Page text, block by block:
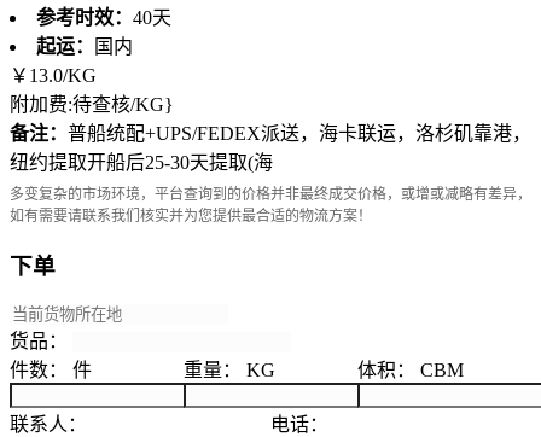
参考时效： 40天
起运：
国内
￥ 13.0/KG
附加费:待查核/KG}
备注： 普船统配+UPS/FEDEX派送，海卡联运，洛杉矶靠港，
纽约提取开船后25-30天提取(海
多变复杂的市场环境，平台查询到的价格并非最终成交价格，或增或减略有差异，
如有需要请联系我们核实并为您提供最合适的物流方案！
下单
货品：
件数：
件 重量： KG 体积： CBM
联系人： 电话：